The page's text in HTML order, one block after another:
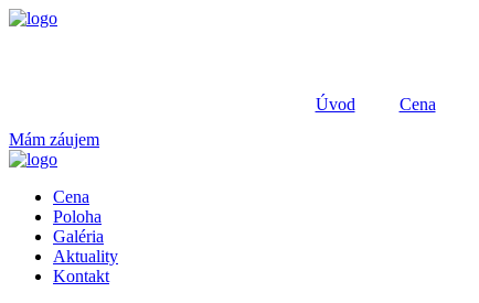
Preskočiť
Úvod Cena
Mám záujem
Cena
Poloha
Galéria
Aktuality
Kontakt